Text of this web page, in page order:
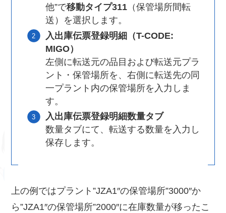
他”で移動タイプ311（保管場所間転
送）を選択します。
入出庫伝票登録明細（T-CODE:
MIGO）
左側に転送元の品目および転送元プラ
ント・保管場所を、右側に転送先の同
一プラント内の保管場所を入力しま
す。
入出庫伝票登録明細数量タブ
数量タブにて、転送する数量を入力し
保存します。
上の例ではプラント”JZA1″の保管場所”3000″か
ら”JZA1″の保管場所”2000″に在庫数量が移ったこ